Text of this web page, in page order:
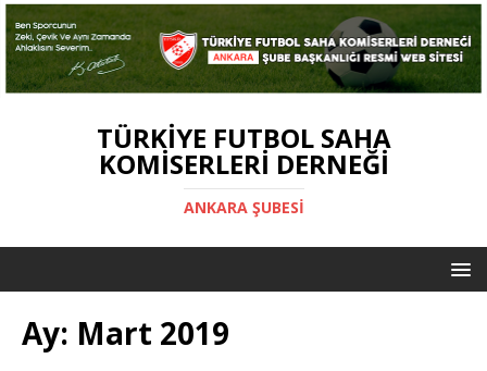
TÜRKIYE FUTBOL SAHA
KOMISERLERI DERNEĞI
ANKARA ŞUBESİ
Ay: Mart 2019